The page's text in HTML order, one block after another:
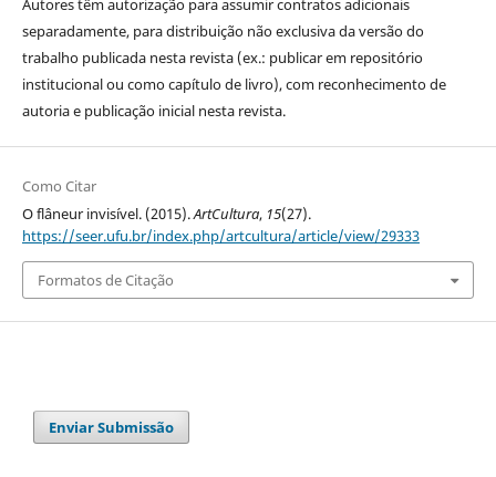
separadamente, para distribuição não exclusiva da versão do
trabalho publicada nesta revista (ex.: publicar em repositório
institucional ou como capítulo de livro), com reconhecimento de
autoria e publicação inicial nesta revista.
Como Citar
O flâneur invisível. (2015).ArtCultura, 15(27).
https://seer.ufu.br/index.php/artcultura/article/view/29333
Formatos de Citação
Enviar Submissão